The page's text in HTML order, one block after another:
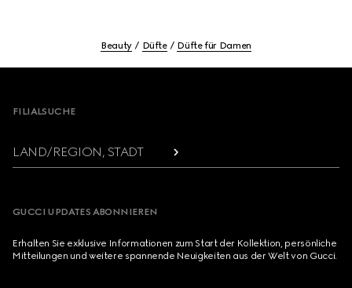
Beauty Düfte Düfte für Damen
FILIALSUCHE
LAND/REGION, STADT
GUCCI UPDATES ABONNIEREN
Erhalten Sie exklusive Informationen zum Start der Kollektion, persönliche
Mitteilungen und weitere spannende Neuigkeiten aus der Welt von Gucci.